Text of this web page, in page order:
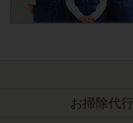
お掃除代行